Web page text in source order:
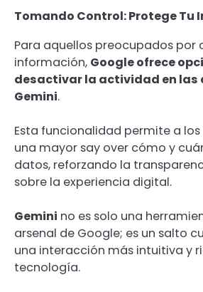
Tomando Control: Protege Tu
Para aquellos preocupados por
información, Google ofrece
desactivar la actividad en las
Gemini.
Esta funcionalidad permite a
una mayor say over cómo y
datos, reforzando la
sobre la experiencia digital.
Gemini no es solo una
arsenal de Google; es un salto
una interacción más intuitiva y
tecnología.